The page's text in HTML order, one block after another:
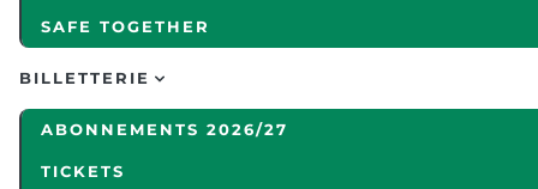
SAFE TOGETHER
BILLETTERIE
ABONNEMENTS 2026/27
TICKETS